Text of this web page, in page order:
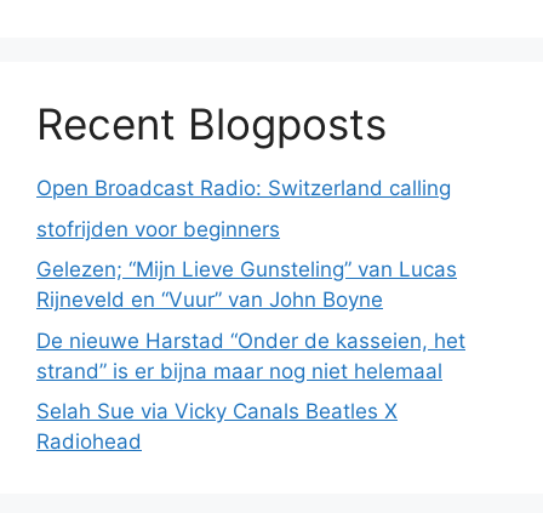
Recent Blogposts
Open Broadcast Radio: Switzerland calling
stofrijden voor beginners
Gelezen; “Mijn Lieve Gunsteling” van Lucas
Rijneveld en “Vuur” van John Boyne
De nieuwe Harstad “Onder de kasseien, het
strand” is er bijna maar nog niet helemaal
Selah Sue via Vicky Canals Beatles X
Radiohead